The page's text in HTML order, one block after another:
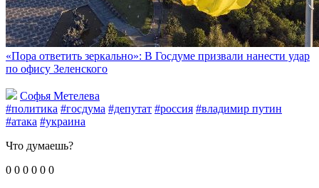
«Пора ответить зеркально»: В Госдуме призвали нанести удар
по офису Зеленского
Софья Метелева
#политика #госдума #депутат #россия #владимир путин
#атака #украина
Что думаешь?
0 0 0 0 0 0